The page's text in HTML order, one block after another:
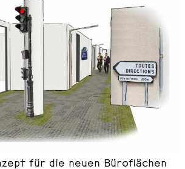
für die neuen Büroflächen